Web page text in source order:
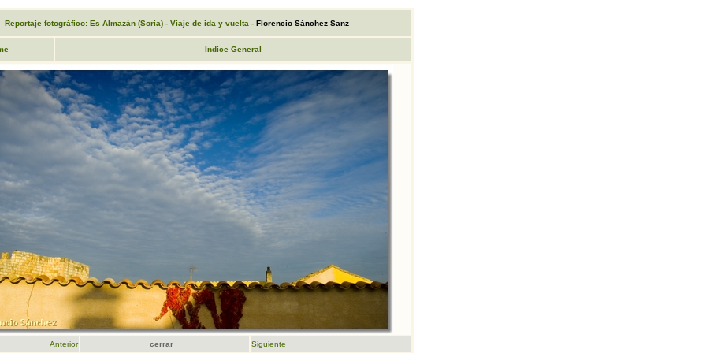
Reportaje fotográfico: Es Almazán (Soria) - Viaje de ida y vuelta - Florencio Sánchez Sanz
Indice General
Anterior cerrar.
Siguiente